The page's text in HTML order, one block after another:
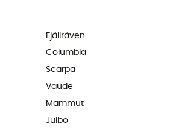
Fjällräven
Columbia
Scarpa
Vaude
Mammut
Julbo